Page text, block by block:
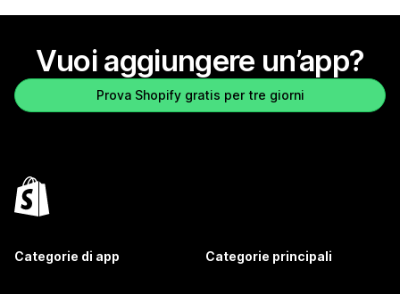
Vuoi aggiungere un’app?
Prova Shopify gratis per tre giorni
Categorie di app Categorie principali